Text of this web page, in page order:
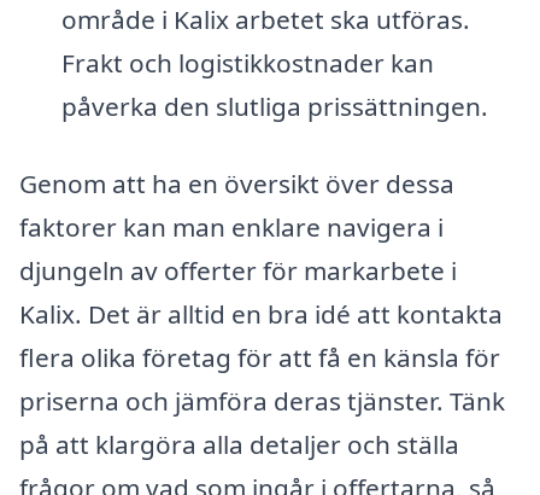
område i Kalix arbetet ska utföras.
Frakt och logistikkostnader kan
påverka den slutliga prissättningen.
Genom att ha en översikt över dessa
faktorer kan man enklare navigera i
djungeln av offerter för markarbete i
Kalix. Det är alltid en bra idé att kontakta
flera olika företag för att få en känsla för
priserna och jämföra deras tjänster. Tänk
på att klargöra alla detaljer och ställa
frågor om vad som ingår i offertarna, så